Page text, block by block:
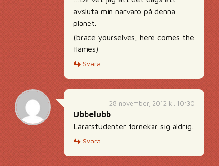
avsluta min närvaro på denna
planet.
(brace yourselves, here comes the
flames)
Svara
28 november, 2012 kl. 10:30
Ubbelubb
Lärarstudenter förnekar sig aldrig.
Svara